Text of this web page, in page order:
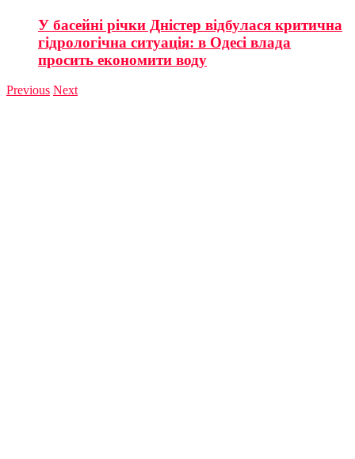
У басейні річки Дністер відбулася критична
гідрологічна ситуація: в Одесі влада
просить економити воду
Previous Next